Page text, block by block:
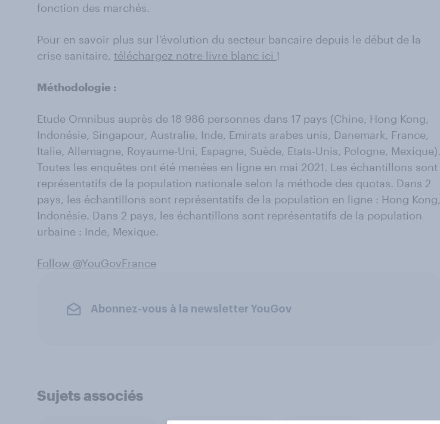
fonction des marchés.
Pour en savoir plus sur l’évolution du secteur bancaire depuis le début de la
crise sanitaire, téléchargez notre livre blanc ici !
Méthodologie :
Etude Omnibus auprès de 18 986 personnes dans 17 pays (Chine, Hong Kong,
Indonésie, Singapour, Australie, Inde, Emirats arabes unis, Danemark, France,
Italie, Allemagne, Royaume-Uni, Espagne, Suède, Etats-Unis, Pologne, Mexique).
Toutes les enquêtes ont été menées en ligne en mai 2021. Les échantillons sont
représentatifs de la population nationale selon la méthode des quotas. Dans 2
pays, les échantillons sont représentatifs de la population en ligne : Hong Kong,
Indonésie. Dans 2 pays, les échantillons sont représentatifs de la population
urbaine : Inde, Mexique.
Follow @YouGovFrance
Abonnez-vous à la newsletter YouGov
Sujets associés